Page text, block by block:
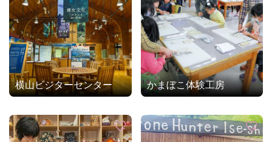
横山ビジターセンター かまぼこ体験工房